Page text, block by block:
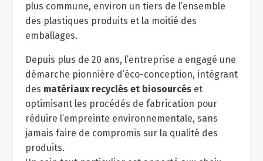
plus commune, environ un tiers de l’ensemble
des plastiques produits et la moitié des
emballages.
Depuis plus de 20 ans, l’entreprise a engagé une
démarche pionnière d’éco-conception, intégrant
des matériaux recyclés et biosourcéset
optimisant les procédés de fabrication pour
réduire l’empreinte environnementale, sans
jamais faire de compromis sur la qualité des
produits.